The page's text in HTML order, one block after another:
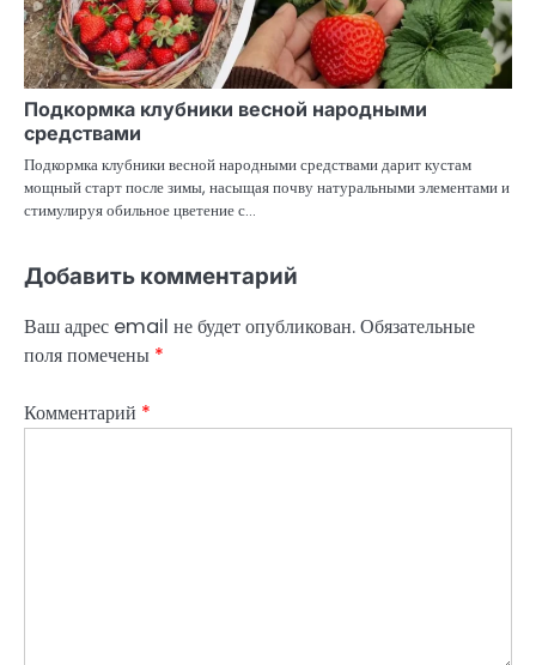
Подкормка клубники весной народными
средствами
Подкормка клубники весной народными средствами дарит кустам
мощный старт после зимы, насыщая почву натуральными элементами и
стимулируя обильное цветение с…
Добавить комментарий
Ваш адрес email не будет опубликован.Обязательные
поля помечены *
Комментарий *